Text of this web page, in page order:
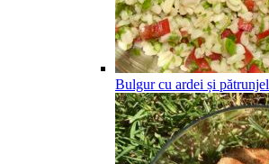
Bulgur cu ardei și pătrunjel